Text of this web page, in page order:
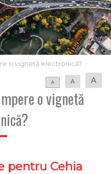
o vignetă electronică?
A A A
o vignetă
pentru Cehia